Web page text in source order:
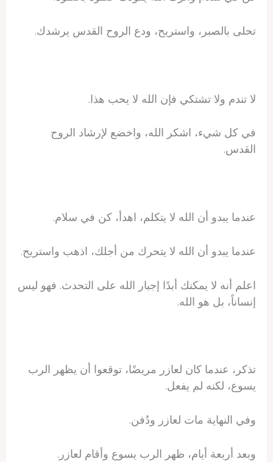
تحلى بالصبر، واستريح، ودع الروح القدس يرشدك.
لا تندم ولا تشتكي فإن الله لا يحب هذا.
في كل شيء، اشكر الله، واخضع لإرشاد الروح
القدس.
عندما يبدو أن الله لا يتكلم، اهدأ، كن في سلام.
عندما يبدو أن الله لا يتحرك من أجلك، اذهب واستريح.
اعلم أنه لا يمكنك أبدًا إجبار الله على التحدث. فهو ليس
إنساناً، بل هو الله.
تذكر، عندما كان لعازر مريضًا، توقعوا أن يظهر الرب
يسوع، لكنه لم يفعل.
وفي النهاية مات لعازر ودُفن.
وبعد أربعة أيام، ظهر الرب يسوع وأقام لعازر.